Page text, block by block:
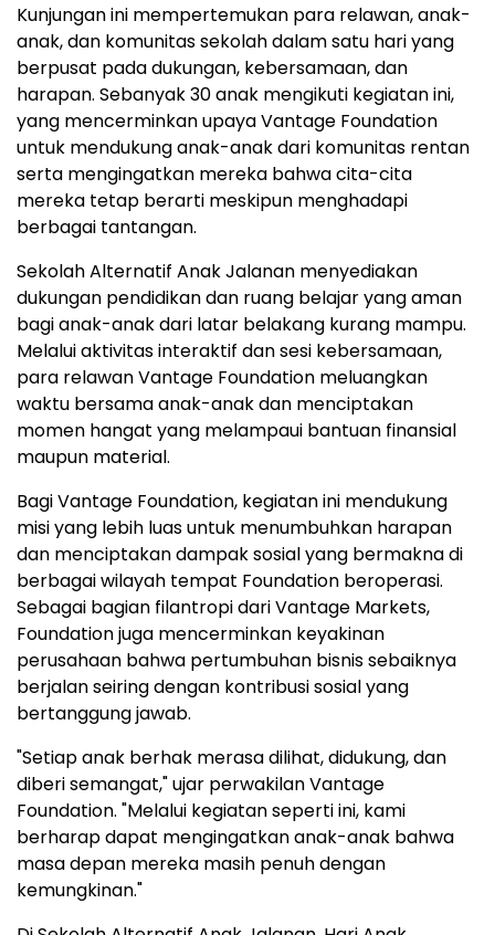
Kunjungan ini mempertemukan para relawan, anak-
anak, dan komunitas sekolah dalam satu hari yang
berpusat pada dukungan, kebersamaan, dan
harapan. Sebanyak 30 anak mengikuti kegiatan ini,
yang mencerminkan upaya Vantage Foundation
untuk mendukung anak-anak dari komunitas rentan
serta mengingatkan mereka bahwa cita-cita
mereka tetap berarti meskipun menghadapi
berbagai tantangan.
Sekolah Alternatif Anak Jalanan menyediakan
dukungan pendidikan dan ruang belajar yang aman
bagi anak-anak dari latar belakang kurang mampu.
Melalui aktivitas interaktif dan sesi kebersamaan,
para relawan Vantage Foundation meluangkan
waktu bersama anak-anak dan menciptakan
momen hangat yang melampaui bantuan finansial
maupun material.
Bagi Vantage Foundation, kegiatan ini mendukung
misi yang lebih luas untuk menumbuhkan harapan
dan menciptakan dampak sosial yang bermakna di
berbagai wilayah tempat Foundation beroperasi.
Sebagai bagian filantropi dari Vantage Markets,
Foundation juga mencerminkan keyakinan
perusahaan bahwa pertumbuhan bisnis sebaiknya
berjalan seiring dengan kontribusi sosial yang
bertanggung jawab.
"Setiap anak berhak merasa dilihat, didukung, dan
diberi semangat," ujar perwakilan Vantage
Foundation. "Melalui kegiatan seperti ini, kami
berharap dapat mengingatkan anak-anak bahwa
masa depan mereka masih penuh dengan
kemungkinan."